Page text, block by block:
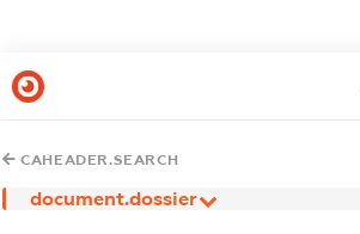
CAHEADER.SEARCH
document.dossier